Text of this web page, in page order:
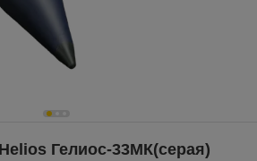
Гелиос-33МК(серая)